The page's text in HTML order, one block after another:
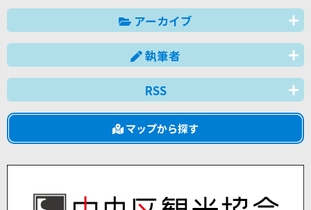
アーカイブ
執筆者
RSS
マップから探す